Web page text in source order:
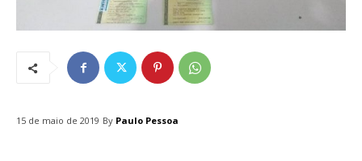
15 de maio de 2019 By Paulo Pessoa